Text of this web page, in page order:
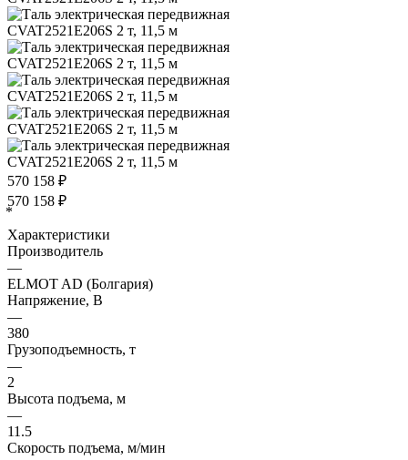
570 158 ₽
570 158 ₽
*
Характеристики
Производитель
—
ELMOT AD (Болгария)
Напряжение, В
—
380
Грузоподъемность, т
—
2
Высота подъема, м
—
11.5
Скорость подъема, м/мин